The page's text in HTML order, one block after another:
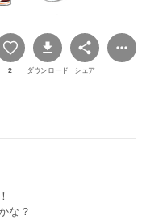
2 ダウンロード シェア
な？